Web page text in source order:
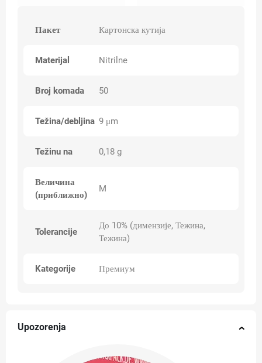
Пакет Картонска кутија
Materijal Nitrilne
Broj komada 50
Težina/debljina 9 μm
Težinu na 0,18 g
Величина
(приближно)
M
Tolerancije
До 10% (димензије, Тежина,
Тежина)
Kategorije Премиум
Upozorenja